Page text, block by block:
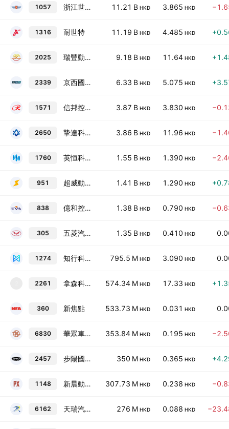
1057 浙江世寶 11.21 B HKD 3.865 HKD
1316 耐世特 11.19 B HKD 4.485 HKD
2025 瑞豐動力 9.18 B HKD 11.64 HKD
2339 京西國際 6.33 B HKD 5.075 HKD
1571 信邦控股 3.87 B HKD 3.830 HKD
2650 摯達科技 3.86 B HKD 11.96 HKD
1760 英恒科技 1.55 B HKD 1.390 HKD
951 超威動力 1.41 B HKD 1.290 HKD
838 億和控股 1.38 B HKD 0.790 HKD
305 五菱汽車 1.35 B HKD 0.410 HKD
1274 知行科技 795.5 M HKD 3.090 HKD
2261 拿森科技 574.34 M HKD 17.33 HKD
360 新焦點 533.73 M HKD 0.031 HKD
6830 華眾車載 353.84 M HKD 0.195 HKD
2457 步陽國際 350 M HKD 0.365 HKD
1148 新晨動力 307.73 M HKD 0.238 HKD
6162 天瑞汽車內飾 276 M HKD 0.088 HKD